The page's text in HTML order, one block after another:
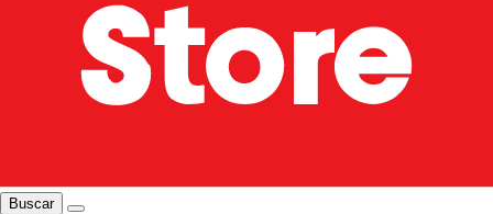
Buscar